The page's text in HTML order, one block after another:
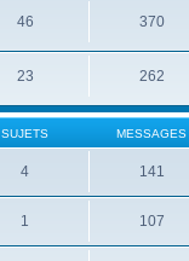
46 370
23 262
SUJETS MESSAGES
4 141
1 107